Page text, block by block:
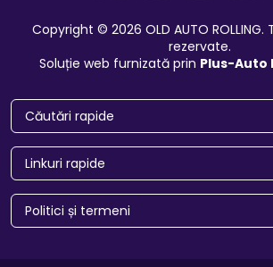
Copyright © 2026 OLD AUTO
rezervate.
Soluție web furnizată prin Plus-Auto
Căutări rapide
Linkuri rapide
Politici și termeni